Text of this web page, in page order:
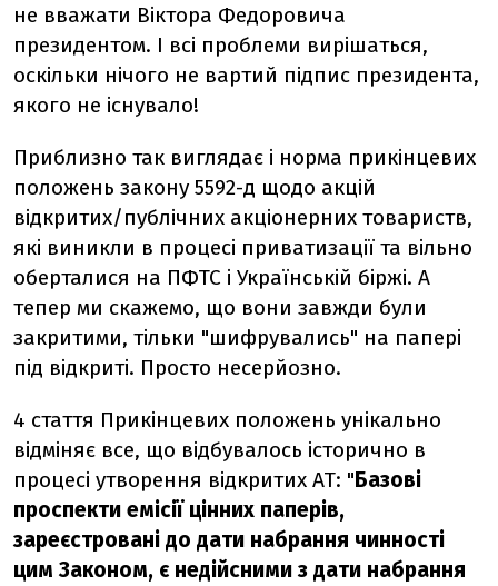
не вважати Віктора Федоровича
президентом. І всі проблеми вирішаться,
оскільки нічого не вартий підпис президента,
якого не існувало!
Приблизно так виглядає і норма прикінцевих
положень закону 5592-д щодо акцій
відкритих/публічних акціонерних товариств,
які виникли в процесі приватизації та вільно
оберталися на ПФТС і Українській біржі. А
тепер ми скажемо, що вони завжди були
закритими, тільки "шифрувались" на папері
під відкриті. Просто несерйозно.
4 стаття Прикінцевих положень унікально
відміняє все, що відбувалось історично в
процесі утворення відкритих АТ: "Базові
проспекти емісії цінних паперів,
зареєстровані до дати набрання чинності
цим Законом, є недійсними з дати набрання